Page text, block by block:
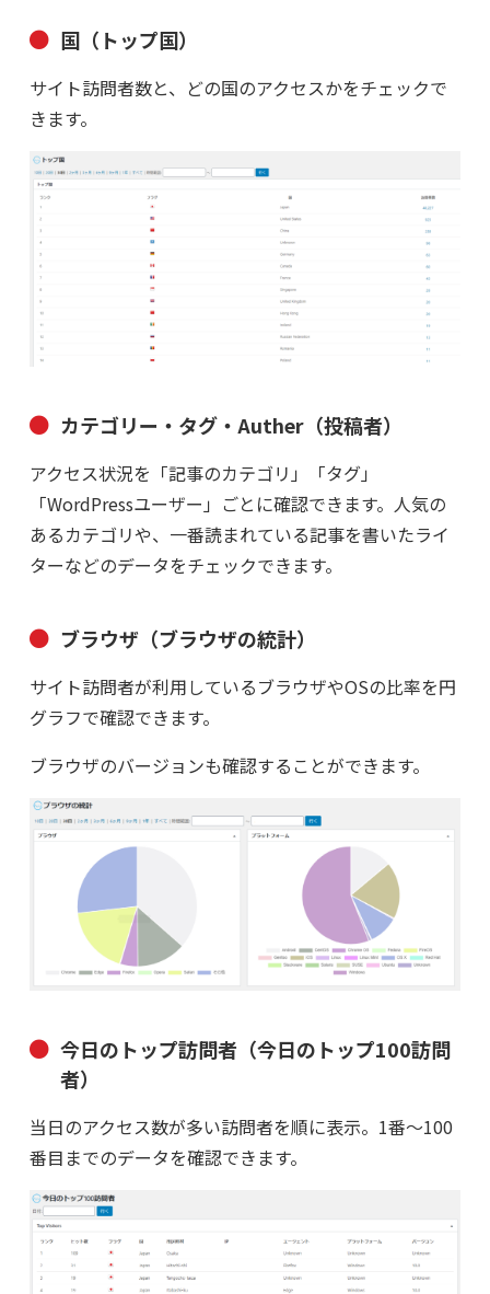
国（トップ国）
サイト訪問者数と、どの国のアクセスかをチェックで
きます。
カテゴリー・タグ・Auther（投稿者）
アクセス状況を「記事のカテゴリ」「タグ」
「WordPressユーザー」ごとに確認できます。人気の
あるカテゴリや、一番読まれている記事を書いたライ
ターなどのデータをチェックできます。
ブラウザ（ブラウザの統計）
サイト訪問者が利用しているブラウザやOSの比率を円
グラフで確認できます。
ブラウザのバージョンも確認することができます。
今日のトップ訪問者（今日のトップ100訪問
者）
当日のアクセス数が多い訪問者を順に表示。1番〜100
番目までのデータを確認できます。